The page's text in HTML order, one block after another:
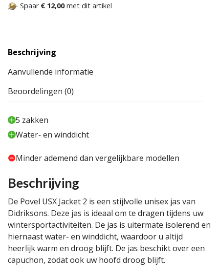
Spaar € 12,00met dit artikel
Beschrijving
Aanvullende informatie
Beoordelingen (0)
5 zakken
Water- en winddicht
Minder ademend dan vergelijkbare modellen
Beschrijving
De Povel USX Jacket 2 is een stijlvolle unisex jas van
Didriksons. Deze jas is ideaal om te dragen tijdens uw
wintersportactiviteiten. De jas is uitermate isolerend en
hiernaast water- en winddicht, waardoor u altijd
heerlijk warm en droog blijft. De jas beschikt over een
capuchon, zodat ook uw hoofd droog blijft.